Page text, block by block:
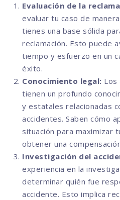
Evaluación de la
evaluar tu caso de
tienes una base sólida
reclamación. Esto puede
tiempo y esfuerzo en un
éxito.
Conocimiento legal: Los
tienen un profundo
y estatales relacionadas
accidentes. Saben cómo
situación para maximizar
obtener una
Investigación del
experiencia en la
determinar quién fue
accidente. Esto implica